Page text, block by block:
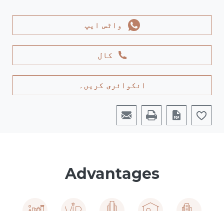
کال
واٹس ایپ
انکوائری کریں۔
Advantages